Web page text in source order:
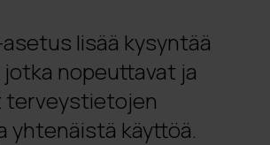
asetus lisää kysyntää
nopeuttavat ja
terveystietojen
yhtenäistä käyttöä.